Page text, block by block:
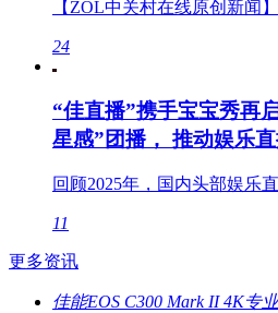
【ZOL中关村在线原创新闻
24
“佳直播”携手宝宝秀再
星感”团播， 推动娱乐
回顾2025年，国内头部娱乐
11
更多资讯
佳能EOS C300 Mark II 4K专